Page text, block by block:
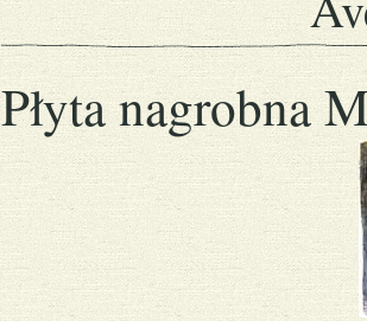
Płyta nagrobna